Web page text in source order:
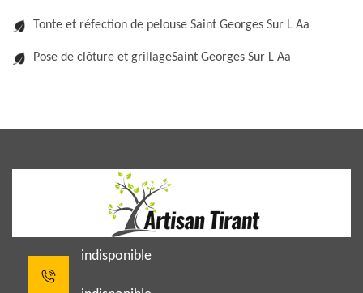
Tonte et réfection de pelouse Saint Georges Sur L Aa
Pose de clôture et grillageSaint Georges Sur L Aa
indisponible